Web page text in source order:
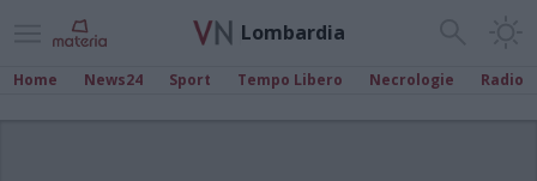
Lombardia
Home News24 Sport Tempo Libero Necrologie Radio